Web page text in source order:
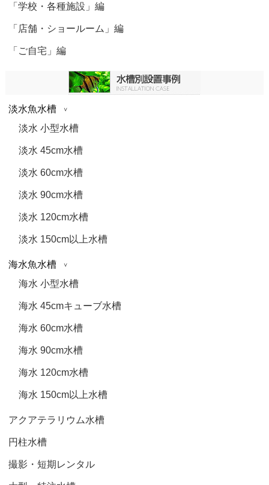
「学校・各種施設」編
「店舗・ショールーム」編
「ご自宅」編
淡水魚水槽
淡水 小型水槽
淡水 45cm水槽
淡水 60cm水槽
淡水 90cm水槽
淡水 120cm水槽
淡水 150cm以上水槽
海水魚水槽
海水 小型水槽
海水 45cmキューブ水槽
海水 60cm水槽
海水 90cm水槽
海水 120cm水槽
海水 150cm以上水槽
アクアテラリウム水槽
円柱水槽
撮影・短期レンタル